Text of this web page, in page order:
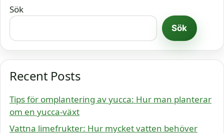
Sök
Sök
Recent Posts
Tips för omplantering av yucca: Hur man planterar
om en yucca-växt
Vattna limefrukter: Hur mycket vatten behöver